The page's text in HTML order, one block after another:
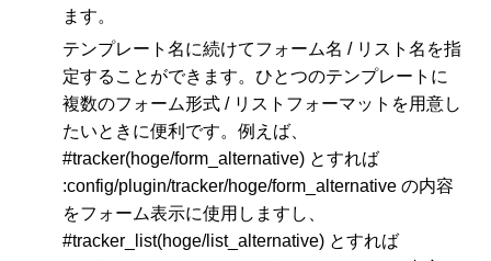
ます。
テンプレート名に続けてフォーム名 / リスト名を指
定することができます。ひとつのテンプレートに
複数のフォーム形式 / リストフォーマットを用意し
たいときに便利です。例えば、
#tracker(hoge/form_alternative) とすれば
:config/plugin/tracker/hoge/form_alternative の内容
をフォーム表示に使用しますし、
#tracker_list(hoge/list_alternative) とすれば